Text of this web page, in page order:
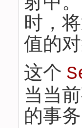
时，
值的
这个
当当
的事